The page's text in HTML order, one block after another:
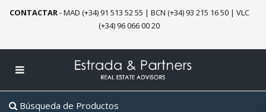
CONTACTAR-MAD (+34) 91 513 52 55 | BCN (+34) 93 215 16 50| VLC
(+34) 96 066 00 20
Búsqueda de Productos